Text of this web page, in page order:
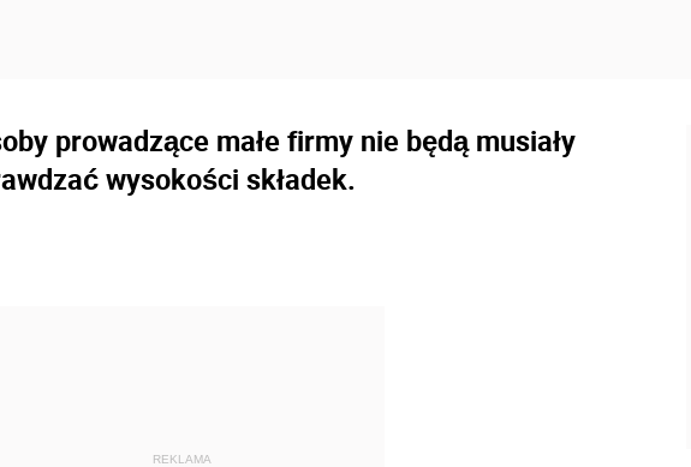
prowadzące małe firmy nie będą musiały
wysokości składek.
REKLAMA